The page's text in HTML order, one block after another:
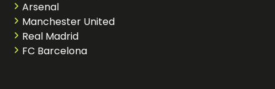
Arsenal
Manchester United
Real Madrid
FC Barcelona